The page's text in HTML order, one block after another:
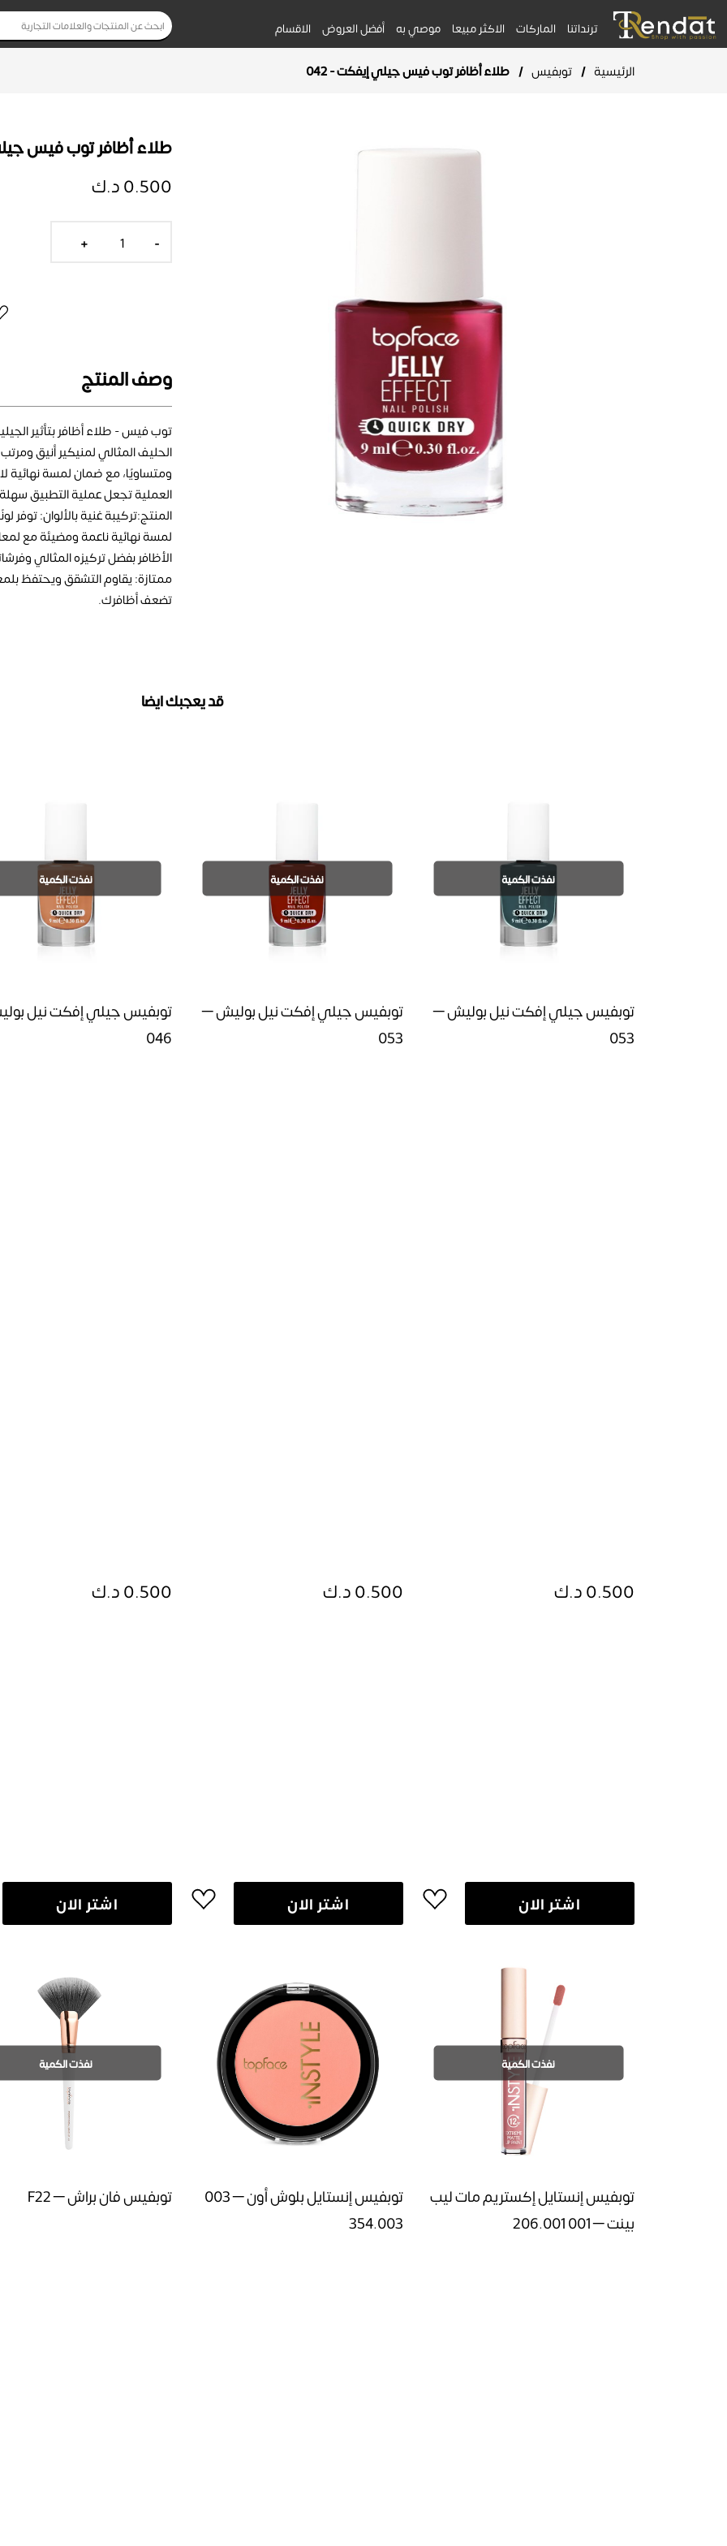
ترنداتنا الماركات الاكثر مبيعا موصي به أفضل العروض الاقسام
الرئيسية / توبفيس / طلاء أظافر توب فيس جيلي إيفكت - 042
طلاء أظافر توب فيس جيلي
0.500 د.ك
-
+
وصف المنتج
توب فيس - طلاء أظافر بتأثير
الحليف المثالي لمنيكير أنيق
ومتساويًا، مع ضمان لمسة نهائية
العملية تجعل عملية التطبيق
المنتج:تركيبة غنية بالألوان: توفر
لمسة نهائية ناعمة ومضيئة مع
الأظافر بفضل تركيزه المثالي
ممتازة: يقاوم التشقق ويحتفظ
تضعف أظافرك.
قد يعجبك ايضا
نفذت الكمية
توبفيس جيلي إفكت نيل بوليش –
053
0.500 د.ك
اشتر الان
نفذت الكمية
توبفيس جيلي إفكت نيل بوليش –
053
0.500 د.ك
اشتر الان
نفذت الكمية
توبفيس جيلي إفكت نيل
046
0.500 د.ك
اشتر الان
نفذت الكمية
توبفيس إنستايل إكستريم مات ليب
بينت – 001 206.001
توبفيس إنستايل بلوش أون – 003
354.003
نفذت الكمية
توبفيس فان براش – F22